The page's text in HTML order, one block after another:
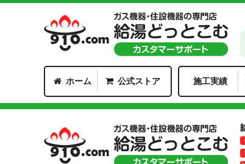
ホーム 公式ストア 施工実績